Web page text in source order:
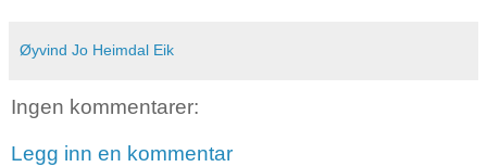
Øyvind Jo Heimdal Eik
Ingen kommentarer:
Legg inn en kommentar